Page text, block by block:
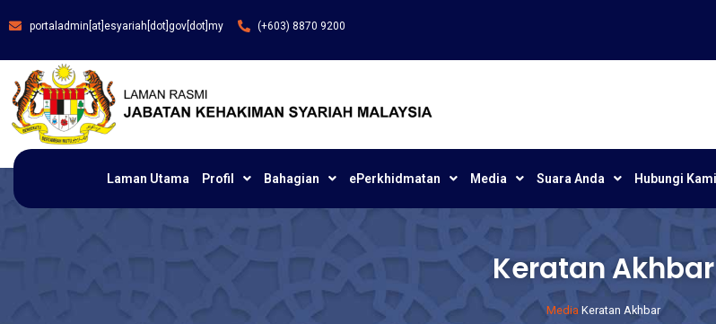
portaladmin[at]esyariah[dot]gov[dot]my (+603) 8870 9200
Laman Utama Profil Bahagian ePerkhidmatan Media Suara Anda Hubungi Kami
Keratan Akhbar
Media Keratan Akhbar